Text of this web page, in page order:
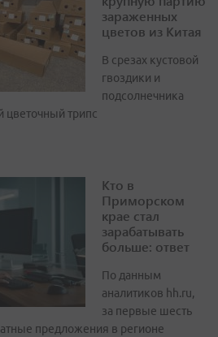
зараженных
цветов из Китая
В срезах кустовой
гвоздики и
подсолнечника
трипс
Кто в
Приморском
крае стал
зарабатывать
больше: ответ
По данным
аналитиков hh.ru,
за первые шесть
предложения в регионе